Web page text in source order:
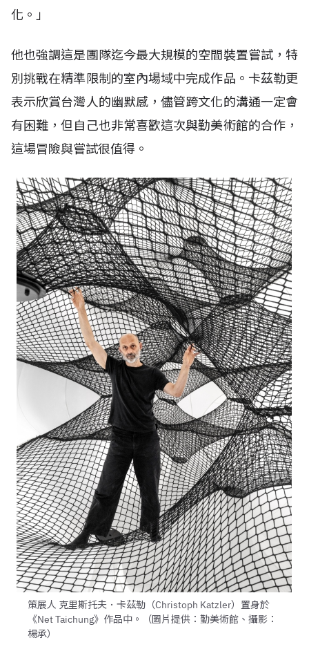
化。」
他也強調這是團隊迄今最大規模的空間裝置嘗試，特
別挑戰在精準限制的室內場域中完成作品。卡茲勒更
表示欣賞台灣人的幽默感，儘管跨文化的溝通一定會
有困難，但自己也非常喜歡這次與勤美術館的合作，
這場冒險與嘗試很值得。
策展人 克里斯托夫．卡茲勒（Christoph Katzler）置身於
《Net Taichung》作品中。（圖片提供：勤美術館、攝影：
楊承）